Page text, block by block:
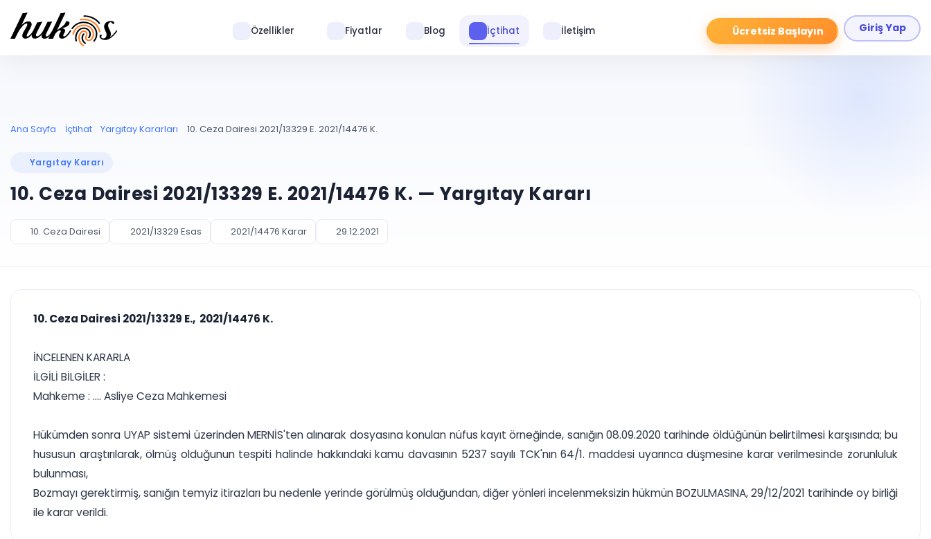
Ücretsiz Başlayın Giriş Yap
Özellikler Fiyatlar Blog İçtihat İletişim
Ana Sayfa İçtihat Yargıtay Kararları 10. Ceza Dairesi 2021/13329 E. 2021/14476 K.
Yargıtay Kararı
10. Ceza Dairesi 2021/13329 E. 2021/14476 K. — Yargıtay Kararı
10. Ceza Dairesi 2021/13329 Esas 2021/14476 Karar 29.12.2021
10. Ceza Dairesi 2021/13329 E., 2021/14476 K.
İNCELENEN KARARLA
İLGİLİ BİLGİLER :
Mahkeme : .... Asliye Ceza Mahkemesi
Hükümden sonra UYAP sistemi üzerinden MERNİS'ten alınarak dosyasına konulan nüfus kayıt örneğinde, sanığın 08.09.2020 tarihinde öldüğünün belirtilmesi karşısında; bu
hususun araştırılarak, ölmüş olduğunun tespiti halinde hakkındaki kamu davasının 5237 sayılı TCK'nın 64/1. maddesi uyarınca düşmesine karar verilmesinde zorunluluk
bulunması,
Bozmayı gerektirmiş, sanığın temyiz itirazları bu nedenle yerinde görülmüş olduğundan, diğer yönleri incelenmeksizin hükmün BOZULMASINA, 29/12/2021 tarihinde oy birliği
ile karar verildi.